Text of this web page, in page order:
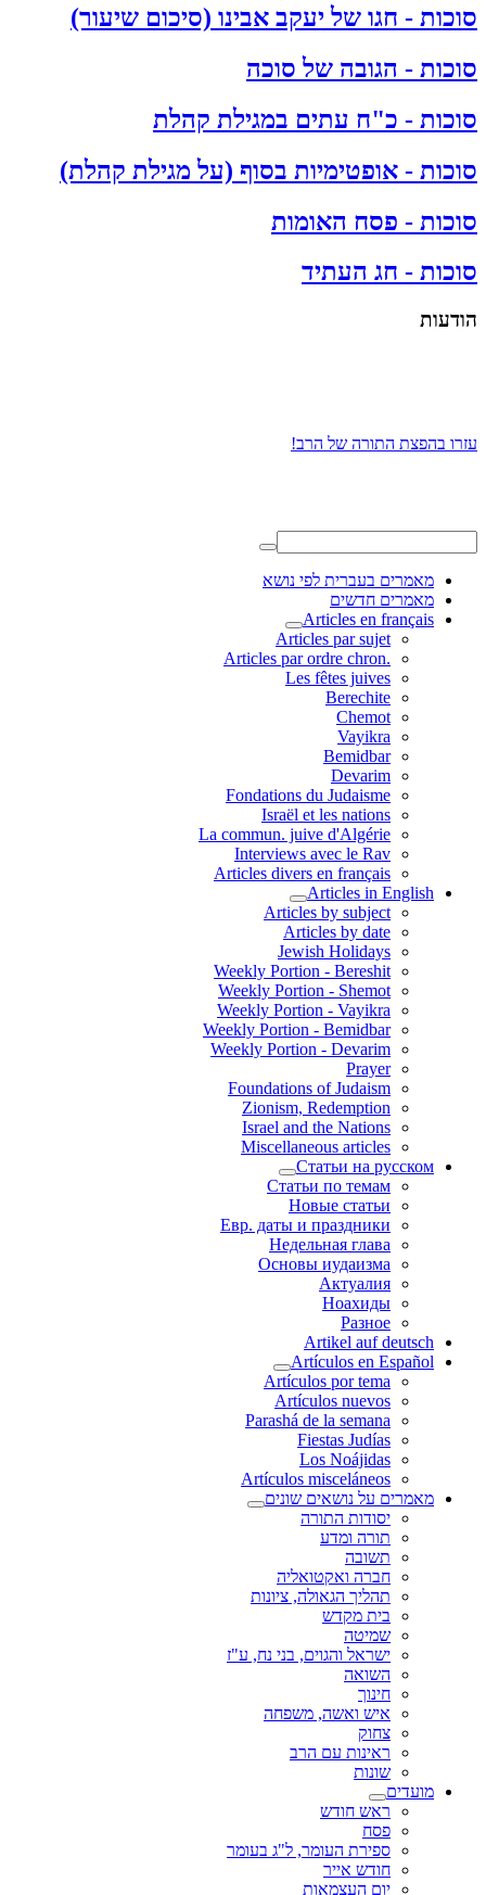
סוכות - חגו של יעקב אבינו (סיכום שיעור)
סוכות - הגובה של סוכה
סוכות - כ"ח עתים במגילת קהלת
סוכות - אופטימיות בסוף (על מגילת קהלת)
סוכות - פסח האומות
סוכות - חג העתיד
הודעות
עזרו בהפצת התורה של הרב!
מאמרים בעברית לפי נושא
מאמרים חדשים
Articles en français
Articles par sujet
.Articles par ordre chron
Les fêtes juives
Berechite
Chemot
Vayikra
Bemidbar
Devarim
Fondations du Judaisme
Israël et les nations
La commun. juive d'Algérie
Interviews avec le Rav
Articles divers en français
Articles in English
Articles by subject
Articles by date
Jewish Holidays
Weekly Portion - Bereshit
Weekly Portion - Shemot
Weekly Portion - Vayikra
Weekly Portion - Bemidbar
Weekly Portion - Devarim
Prayer
Foundations of Judaism
Zionism, Redemption
Israel and the Nations
Miscellaneous articles
Статьи на русском
Статьи по темам
Новые статьи
Евр. даты и праздники
Недельная глава
Основы иудаизма
Актуалия
Ноахиды
Разное
Artikel auf deutsch
Artículos en Español
Artículos por tema
Artículos nuevos
Parashá de la semana
Fiestas Judías
Los Noájidas
Artículos misceláneos
מאמרים על נושאים שונים
יסודות התורה
תורה ומדע
תשובה
חברה ואקטואליה
תהליך הגאולה, ציונות
בית מקדש
שמיטה
ישראל והגוים, בני נח, ע"ז
השואה
חינוך
איש ואשה, משפחה
צחוק
ראינות עם הרב
שונות
מועדים
ראש חודש
פסח
ספירת העומר, ל"ג בעומר
חודש אייר
יום העצמאות